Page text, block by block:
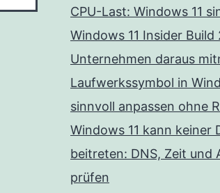
CPU-Last: Windows 11
Windows 11 Insider Build
Unternehmen daraus
Laufwerkssymbol in
sinnvoll anpassen ohne
Windows 11 kann keiner
beitreten: DNS, Zeit und
prüfen